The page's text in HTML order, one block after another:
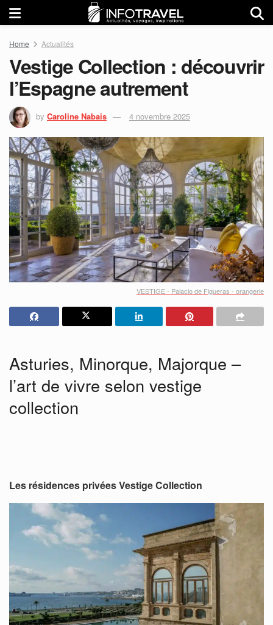
Home Actualités
Vestige Collection : découvrir
l’Espagne autrement
by Caroline Nabais 4 novembre 2025
VESTIGE - Palacio de Figueras - orangerie
Asturies, Minorque, Majorque –
l’art de vivre selon vestige
collection
Les résidences privées Vestige Collection